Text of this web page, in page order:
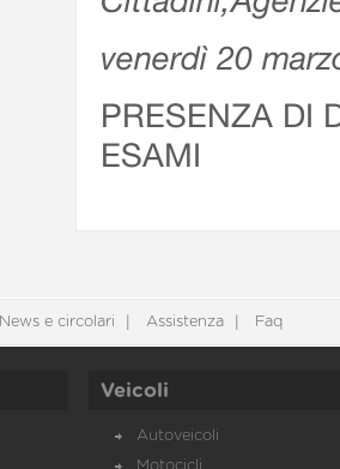
venerdì 20
PRESENZA DI
ESAMI
News e circolari Assistenza Faq
Veicoli
Autoveicoli
Motocicli